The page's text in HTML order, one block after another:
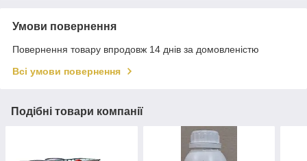
Умови повернення
Повернення товару впродовж 14 днів за домовленістю
Всі умови повернення
Подібні товари компанії